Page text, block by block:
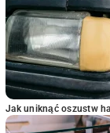
Jak uniknąć oszustw